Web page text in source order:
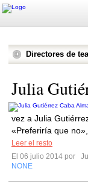
Directores de
Julia
vez a Julia
«Preferiría que
Leer el resto
El 06 julio 2014 por
NONE